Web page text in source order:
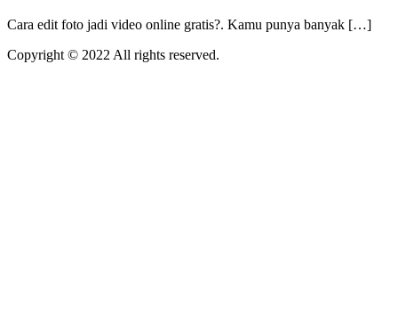
Cara edit foto jadi video online gratis?. Kamu punya banyak […]
Copyright © 2022 All rights reserved.